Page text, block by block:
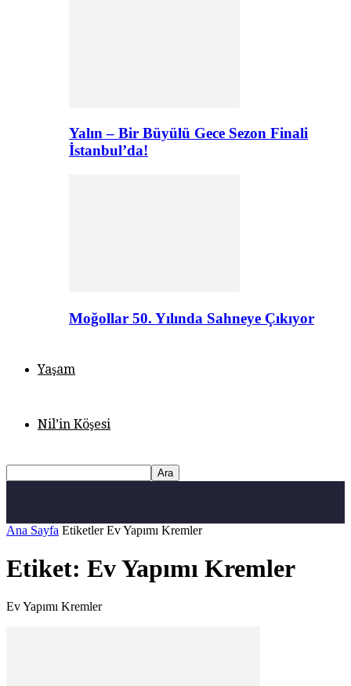
Yalın – Bir Büyülü Gece Sezon Finali
İstanbul’da!
Moğollar 50. Yılında Sahneye Çıkıyor
Yaşam
Nil’in Köşesi
Ana Sayfa Etiketler Ev Yapımı Kremler
Etiket: Ev Yapımı Kremler
Ev Yapımı Kremler